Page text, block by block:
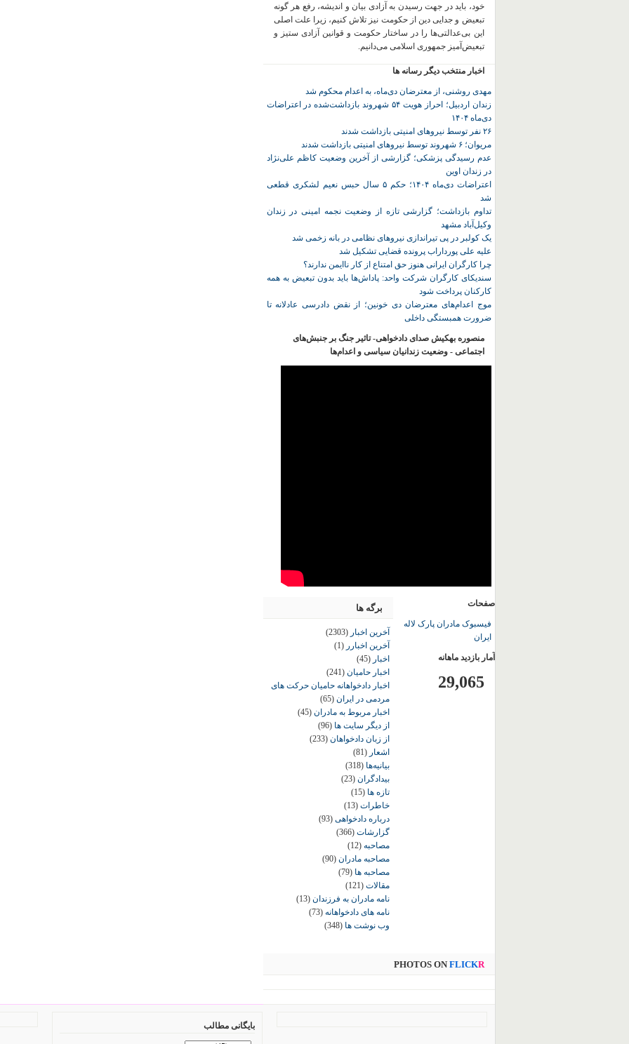
خود، باید در جهت رسیدن به آزادی بیان و اندیشه، رفع هر گونه
تبعیض و جدایی دین از حکومت نیز تلاش کنیم، زیرا علت اصلی
این بی‌عدالتی‌ها را در ساختار حکومت و قوانین آزادی ستیز و
تبعیض‌آمیز جمهوری اسلامی می‌دانیم.
اخبار منتخب دیگر رسانه ها
مهدی روشنی، از معترضان دی‌ماه، به اعدام محکوم شد
زندان اردبیل؛ احراز هویت ۵۴ شهروند بازداشت‌شده در اعتراضات
دی‌ماه ۱۴۰۴
۲۶ نفر توسط نیروهای امنیتی بازداشت شدند
مریوان؛ ۶ شهروند توسط نیروهای امنیتی بازداشت شدند
عدم رسیدگی پزشکی؛ گزارشی از آخرین وضعیت کاظم علی‌نژاد
در زندان اوین
اعتراضات دی‌ماه ۱۴۰۴؛ حکم ۵ سال حبس نعیم لشکری قطعی
شد
تداوم بازداشت؛ گزارشی تازه از وضعیت نجمه امینی در زندان
وکیل‌آباد مشهد
یک کولبر در پی تیراندازی نیروهای نظامی در بانه زخمی شد
علیه علی پورداراب پرونده قضایی تشکیل شد
چرا کارگران ایرانی هنوز حق امتناع از کار ناایمن ندارند؟
سندیکای کارگران شرکت واحد: پاداش‌ها باید بدون تبعیض به همه
کارکنان پرداخت شود
موج اعدام‌های معترضان دی‌ خونین؛ از نقض دادرسی عادلانه تا
ضرورت همبستگی داخلی
منصوره بهکیش صدای دادخواهی- تاثیر جنگ بر جنبش‌های
اجتماعی - وضعیت زندانیان سیاسی و اعدام‌ها
برگه ها
آخرین اخبار (2303)
آخرین اخبارر (1)
اخبار (45)
اخبار حامیان (241)
اخبار دادخواهانه حامیان حرکت های
مردمی در ایران (65)
اخبار مربوط به مادران (45)
از دیگر سایت ها (96)
از زبان دادخواهان (233)
اشعار (81)
بیانیه‌ها (318)
بیدادگران (23)
تازه ها (15)
خاطرات (13)
درباره دادخواهی (93)
گزارشات (366)
مصاحبه (12)
مصاحبه مادران (90)
مصاحبه ها (79)
مقالات (121)
نامه مادران به فرزندان (13)
نامه های دادخواهانه (73)
وب نوشت ها (348)
صفحات
فیسبوک مادران پارک لاله
ایران
آمار بازدید ماهانه
29,065
PHOTOS ON FLICKR
بایگانی مطالب